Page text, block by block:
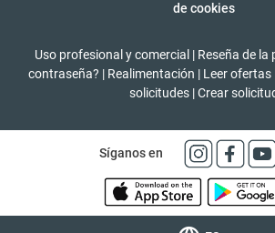
de cookies
Uso profesional y comercial | Reseña de la
contraseña? | Realimentación | Leer ofertas
solicitudes |Crear
Síganos en